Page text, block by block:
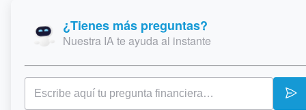
¿Tienes más preguntas?
Nuestra IA te ayuda al instante